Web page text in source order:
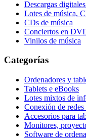
Descargas
Lotes de música,
CDs de música
Conciertos en
Vinilos de música
Categorías
Ordenadores y
Tablets e eBooks
Lotes mixtos de
Conexión de redes
Accesorios para
Monitores,
Software de